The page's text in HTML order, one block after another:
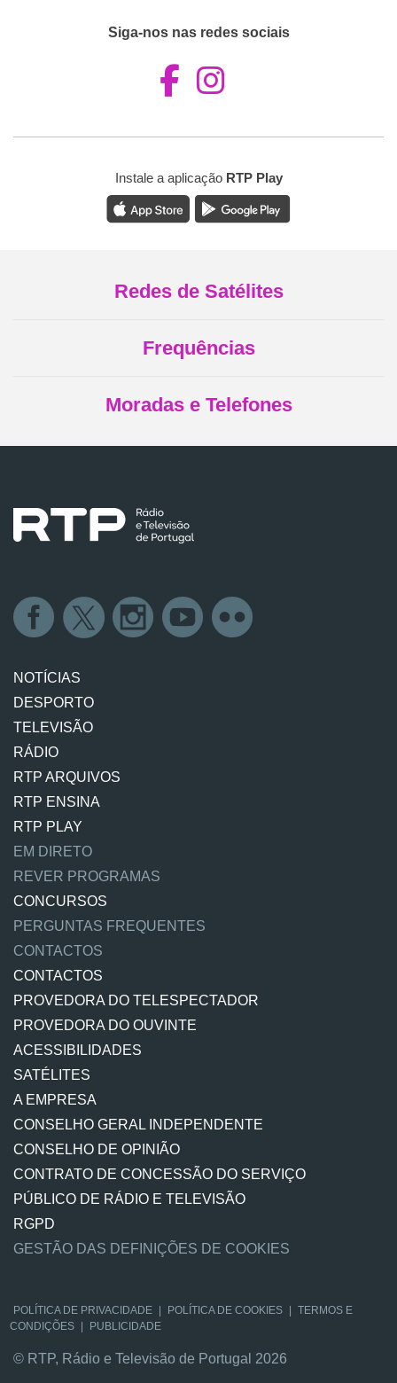
Siga-nos nas redes sociais
Aceder ao
Aceder ao
Instale a aplicação RTP Play
Redes de Satélites
Frequências
Moradas e Telefones
NOTÍCIAS
DESPORTO
TELEVISÃO
RÁDIO
RTP ARQUIVOS
RTP ENSINA
RTP PLAY
EM DIRETO
REVER PROGRAMAS
CONCURSOS
PERGUNTAS FREQUENTES
CONTACTOS
CONTACTOS
PROVEDORA DO TELESPECTADOR
PROVEDORA DO OUVINTE
ACESSIBILIDADES
SATÉLITES
A EMPRESA
CONSELHO GERAL INDEPENDENTE
CONSELHO DE OPINIÃO
CONTRATO DE CONCESSÃO DO SERVIÇO
PÚBLICO DE RÁDIO E TELEVISÃO
RGPD
GESTÃO DAS DEFINIÇÕES DE COOKIES
POLÍTICA DE PRIVACIDADE | POLÍTICA DE COOKIES | TERMOS E
CONDIÇÕES | PUBLICIDADE
© RTP, Rádio e Televisão de Portugal 2026